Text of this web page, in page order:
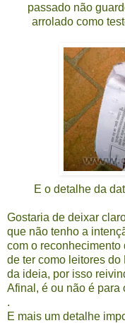
passado não
arrolado como
E o detalhe da
Gostaria de deixar
que não tenho a
com o
de ter como leitores
da ideia, por isso
Afinal, é ou não é para
.
E mais um detalhe